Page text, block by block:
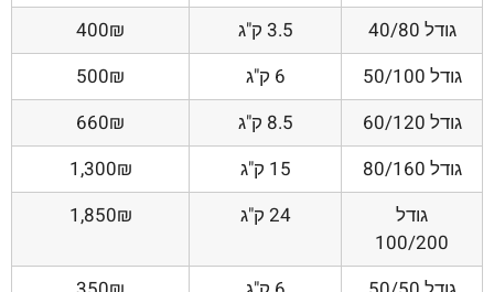
גודל 40/80 3.5 ק"ג
400₪
גודל 50/100
6 ק"ג
500₪
גודל 60/120
8.5 ק"ג
660₪
גודל 80/160
15 ק"ג
1,300₪
גודל
100/200
24 ק"ג 1,850₪